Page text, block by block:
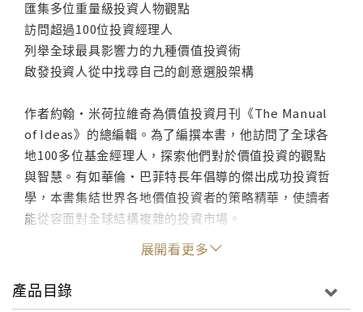
匯集多位重量級投資人物觀點
訪問超過100位投資經理人
列舉全球最具影響力的九種價值投資術
啟發投資人從中找尋自己的創意選股架構
作者約翰·米荷拉維奇為價值投資月刊《The Manual
of Ideas》的總編輯。為了編撰本書，他訪問了全球各
地100多位基金經理人，探索他們對於價值投資的觀點
與智慧。有如華倫·巴菲特長年倡導的傑出成功投資哲
學，本書集結世界各地價值投資者的策略精華，使讀者
能從容面對全球結構複雜的投資市場。
本書將由九種投資觀點，來檢視股票的創意產生程序。
讀者不僅能了解各方法的有效之處，更能學習投資專家
如何建立完整的價值評估思維。
展開看更多
產品目錄